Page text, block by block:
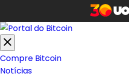
Compre Bitcoin
Notícias